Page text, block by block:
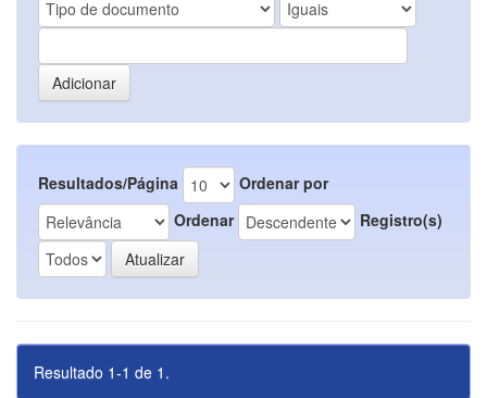
Resultados/Página
Ordenar por
Ordenar
Registro(s)
Resultado 1-1 de 1.